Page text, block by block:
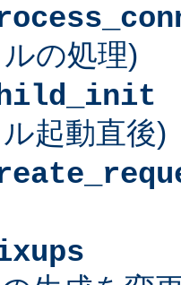
の処理)
起動直後)